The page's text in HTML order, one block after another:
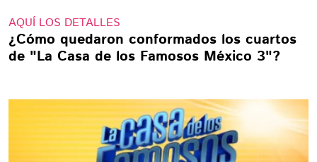
AQUÍ LOS DETALLES
¿Cómo quedaron conformados los cuartos
de "La Casa de los Famosos México 3"?